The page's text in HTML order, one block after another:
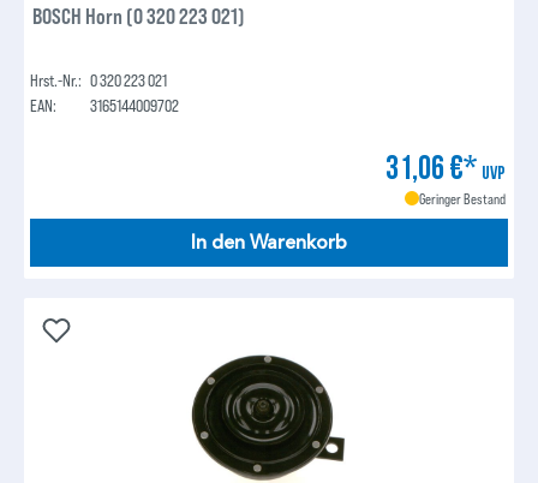
BOSCH Horn (0 320 223 021)
Hrst.-Nr.: 0 320 223 021
EAN:
3165144009702
31,06 €* UVP
Geringer Bestand
In den Warenkorb